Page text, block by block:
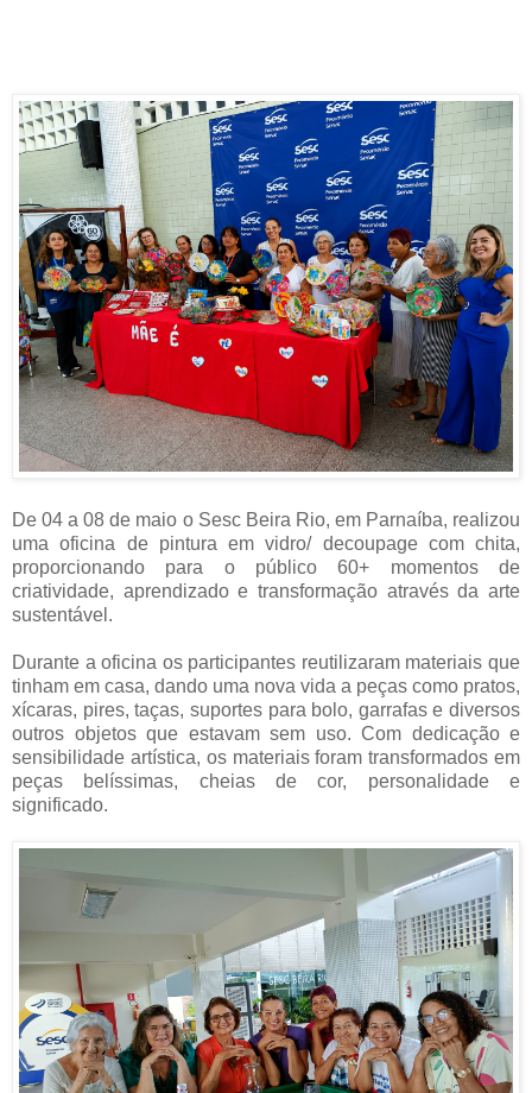
De 04 a 08 de maio o Sesc Beira Rio, em Parnaíba, realizou
uma oficina de pintura em vidro/ decoupage com chita,
proporcionando para o público 60+ momentos de
criatividade, aprendizado e transformação através da arte
sustentável.
Durante a oficina os participantes reutilizaram materiais que
tinham em casa, dando uma nova vida a peças como pratos,
xícaras, pires, taças, suportes para bolo, garrafas e diversos
outros objetos que estavam sem uso. Com dedicação e
sensibilidade artística, os materiais foram transformados em
peças belíssimas, cheias de cor, personalidade e
significado.